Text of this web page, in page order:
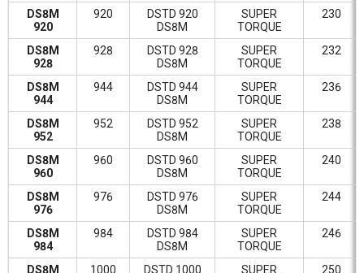
DS8M
920
920
DSTD 920
DS8M
SUPER
TORQUE
230
DS8M
928
928
DSTD 928
DS8M
SUPER
TORQUE
232
DS8M
944
944
DSTD 944
DS8M
SUPER
TORQUE
236
DS8M
952
952
DSTD 952
DS8M
SUPER
TORQUE
238
DS8M
960
960
DSTD 960
DS8M
SUPER
TORQUE
240
DS8M
976
976
DSTD 976
DS8M
SUPER
TORQUE
244
DS8M
984
984
DSTD 984
DS8M
SUPER
TORQUE
246
DS8M
1000
DSTD 1000
SUPER
250